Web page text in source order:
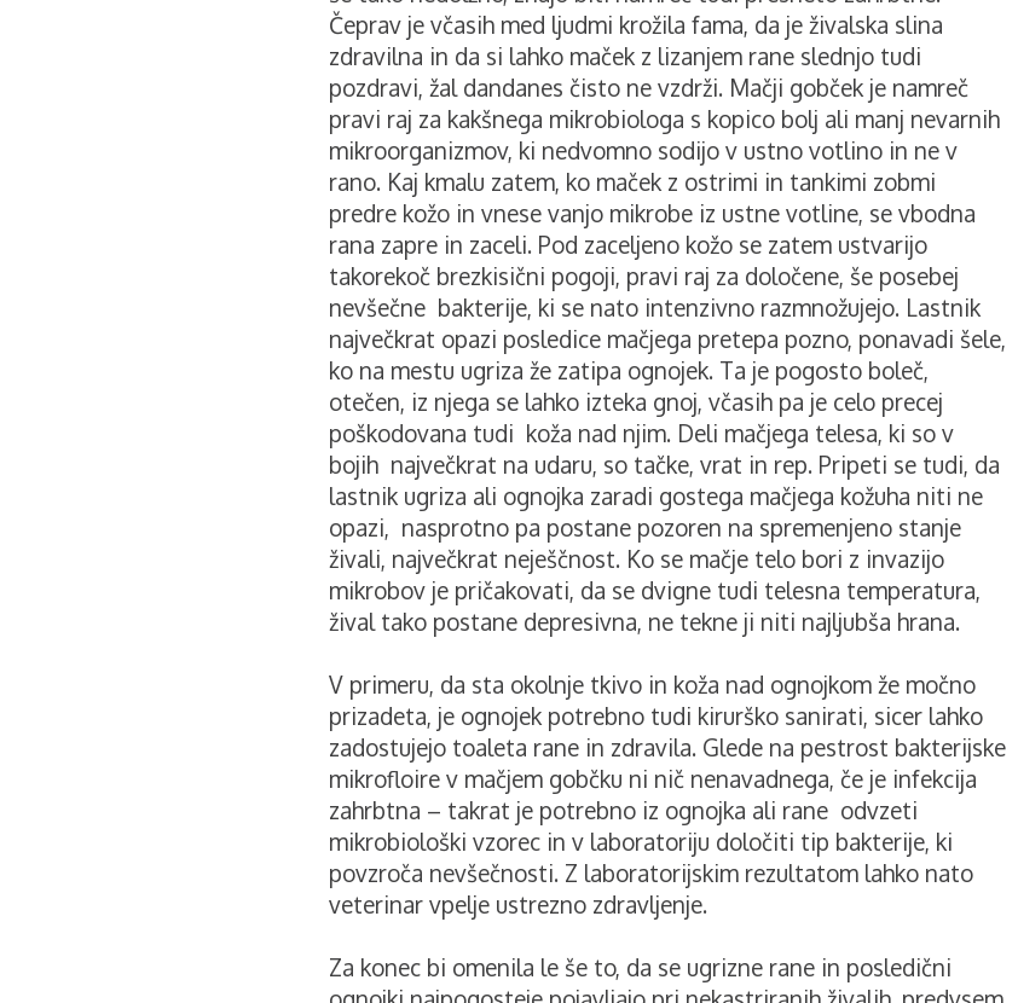
Čeprav je včasih med ljudmi krožila fama, da je živalska slina
zdravilna in da si lahko maček z lizanjem rane slednjo tudi
pozdravi, žal dandanes čisto ne vzdrži. Mačji gobček je namreč
pravi raj za kakšnega mikrobiologa s kopico bolj ali manj nevarnih
mikroorganizmov, ki nedvomno sodijo v ustno votlino in ne v
rano. Kaj kmalu zatem, ko maček z ostrimi in tankimi zobmi
predre kožo in vnese vanjo mikrobe iz ustne votline, se vbodna
rana zapre in zaceli. Pod zaceljeno kožo se zatem ustvarijo
takorekoč brezkisični pogoji, pravi raj za določene, še posebej
nevšečne bakterije, ki se nato intenzivno razmnožujejo. Lastnik
največkrat opazi posledice mačjega pretepa pozno, ponavadi šele,
ko na mestu ugriza že zatipa ognojek. Ta je pogosto boleč,
otečen, iz njega se lahko izteka gnoj, včasih pa je celo precej
poškodovana tudi koža nad njim. Deli mačjega telesa, ki so v
bojih največkrat na udaru, so tačke, vrat in rep. Pripeti se tudi, da
lastnik ugriza ali ognojka zaradi gostega mačjega kožuha niti ne
opazi, nasprotno pa postane pozoren na spremenjeno stanje
živali, največkrat neješčnost. Ko se mačje telo bori z invazijo
mikrobov je pričakovati, da se dvigne tudi telesna temperatura,
žival tako postane depresivna, ne tekne ji niti najljubša hrana.
V primeru, da sta okolnje tkivo in koža nad ognojkom že močno
prizadeta, je ognojek potrebno tudi kirurško sanirati, sicer lahko
zadostujejo toaleta rane in zdravila. Glede na pestrost bakterijske
mikrofloire v mačjem gobčku ni nič nenavadnega, če je infekcija
zahrbtna – takrat je potrebno iz ognojka ali rane odvzeti
mikrobiološki vzorec in v laboratoriju določiti tip bakterije, ki
povzroča nevšečnosti. Z laboratorijskim rezultatom lahko nato
veterinar vpelje ustrezno zdravljenje.
Za konec bi omenila le še to, da se ugrizne rane in posledični